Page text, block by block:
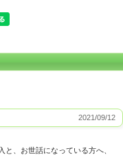
2021/09/12
、お世話になっている方へ、